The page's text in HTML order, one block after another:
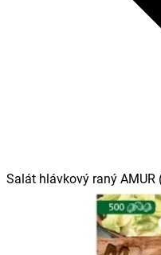
Salát hlávkový raný AMUR